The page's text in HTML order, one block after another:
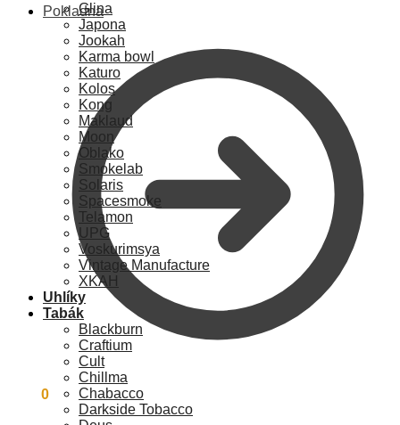
Pokladna
0
Glina
Japona
Jookah
Karma bowl
Katuro
Kolos
Kong
Maklaud
Moon
Oblako
Smokelab
Solaris
Spacesmoke
Telamon
UPG
Voskurimsya
Vintage Manufacture
XKAH
Uhlíky
Tabák
Blackburn
Craftium
Cult
Chillma
Chabacco
Darkside Tobacco